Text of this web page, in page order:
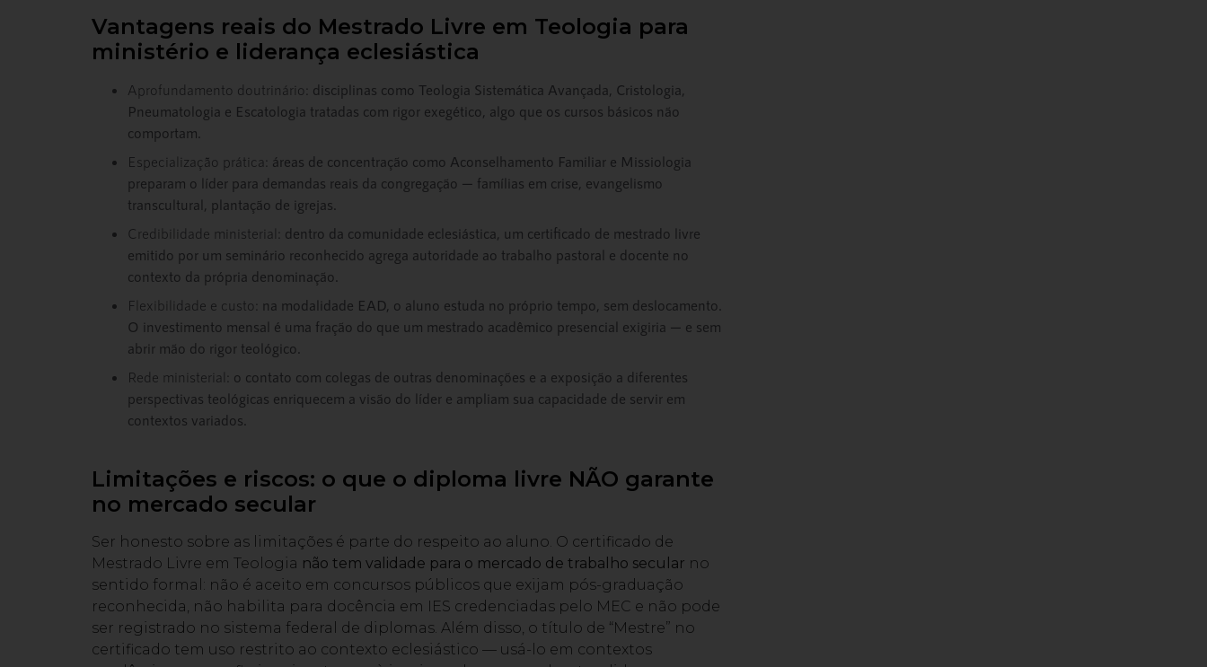
Vantagens reais do Mestrado Livre em Teologia para
ministério e liderança eclesiástica
Aprofundamento doutrinário: disciplinas como Teologia Sistemática Avançada, Cristologia,
Pneumatologia e Escatologia tratadas com rigor exegético, algo que os cursos básicos não
comportam.
Especialização prática: áreas de concentração como Aconselhamento Familiar e Missiologia
preparam o líder para demandas reais da congregação — famílias em crise, evangelismo
transcultural, plantação de igrejas.
Credibilidade ministerial:
dentro da comunidade eclesiástica, um certificado de mestrado livre
emitido por um seminário reconhecido agrega autoridade ao trabalho pastoral e docente no
contexto da própria denominação.
Flexibilidade e custo:
na modalidade EAD, o aluno estuda no próprio tempo, sem deslocamento.
O investimento mensal é uma fração do que um mestrado acadêmico presencial exigiria — e sem
abrir mão do rigor teológico.
Rede ministerial:
o contato com colegas de outras denominações e a exposição a diferentes
perspectivas teológicas enriquecem a visão do líder e ampliam sua capacidade de servir em
contextos variados.
Limitações e riscos: o que o diploma livre NÃO garante
no mercado secular
Ser honesto sobre as limitações é parte do respeito ao aluno. O certificado de
Mestrado Livre em Teologia não tem validade para o mercado de trabalho secular no
sentido formal: não é aceito em concursos públicos que exijam pós-graduação
reconhecida, não habilita para docência em IES credenciadas pelo MEC e não pode
ser registrado no sistema federal de diplomas. Além disso, o título de “Mestre” no
certificado tem uso restrito ao contexto eclesiástico — usá-lo em contextos